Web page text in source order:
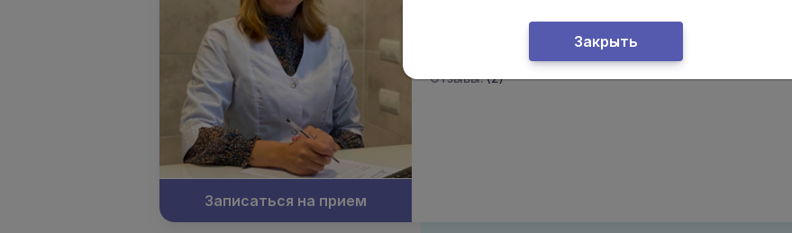
Записаться на прием
Отзывы:(2)
Закрыть